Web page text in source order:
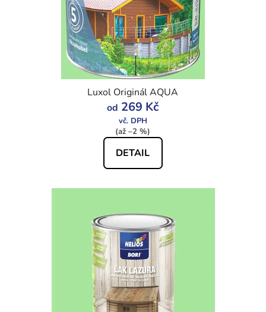
Luxol Originál AQUA
od 269 Kč
(až –2 %)
DETAIL